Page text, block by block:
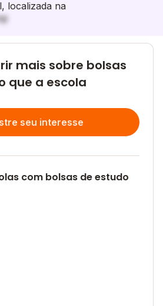
localizada na
mais sobre bolsas
que a escola
seu interesse
com bolsas de estudo